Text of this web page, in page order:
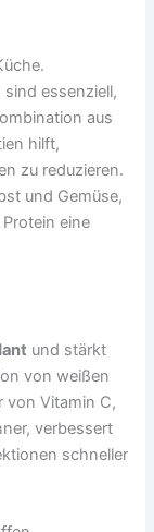
essenziell,
aus
hilft,
zu reduzieren.
und Gemüse,
eine
und stärkt
von weißen
von Vitamin C,
verbessert
schneller